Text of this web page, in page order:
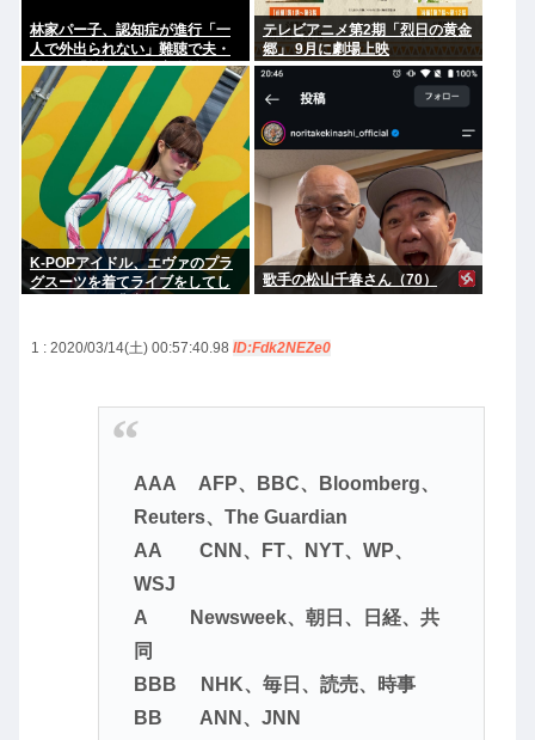
林家パー子、認知症が進行「一
人で外出られない」難聴で夫・
ペーと「筆談」…自宅全焼から
約1年
テレビアニメ第2期「烈日の黄金
郷」 9月に劇場上映
K-POPアイドル、エヴァのプラ
グスーツを着てライブをしてし
歌手の松山千春さん（70）
1 : 2020/03/14(土) 00:57:40.98 ID:Fdk2NEZe0
AAA AFP、BBC、Bloomberg、
Reuters、The Guardian
AA CNN、FT、NYT、WP、
WSJ
A Newsweek、朝日、日経、共
同
BBB NHK、毎日、読売、時事
BB ANN、JNN